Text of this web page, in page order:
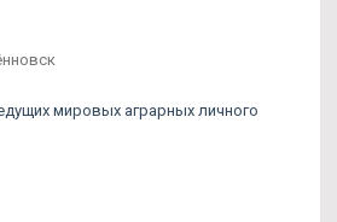
мировых аграрных личного